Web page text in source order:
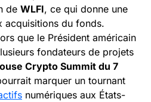
de WLFI, ce qui donne une
acquisitions du fonds.
que le Président américain
fondateurs de projets
Crypto Summit du 7
marquer un tournant
numériques aux États-